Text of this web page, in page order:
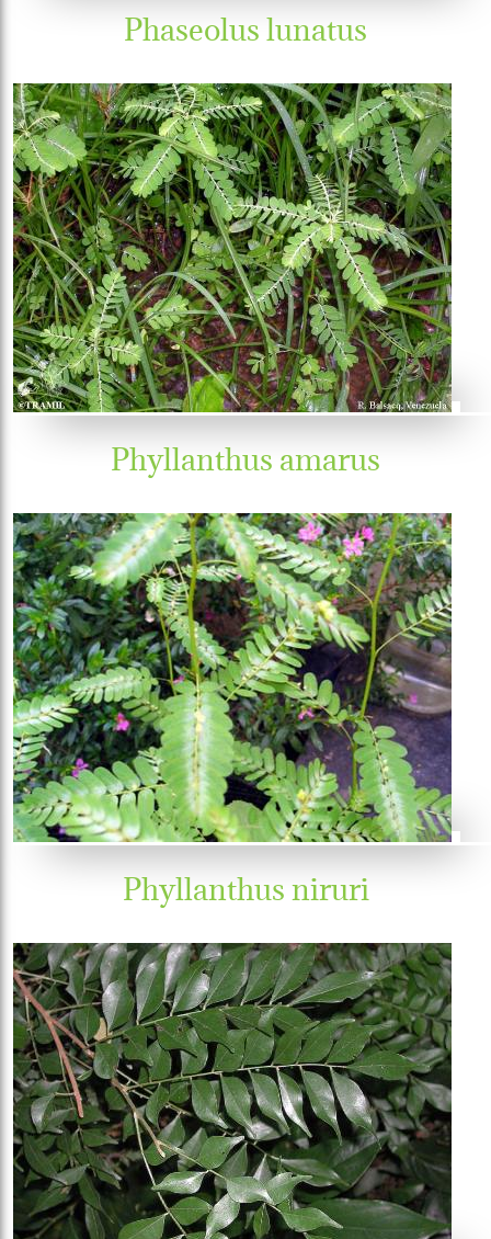
Phaseolus lunatus
Phyllanthus amarus
Phyllanthus niruri